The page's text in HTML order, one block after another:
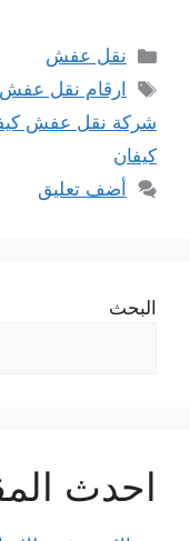
التصنيفات
نقل عفش
الوسوم
ارقام نقل
شركة نقل عفش
كيفان
أضف تعليق
البحث
احدث